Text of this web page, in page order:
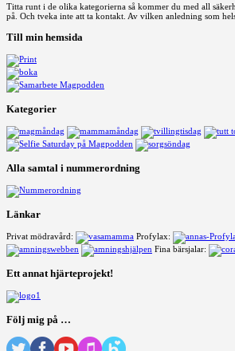
Titta runt i de olika kategorierna så kommer du med all
på. Och tveka inte att ta kontakt. Av vilken anledning som
Till min hemsida
Kategorier
Alla samtal i nummerordning
Länkar
Privat mödravård: Profylax:
Fina bärsjalar:
Ett annat hjärteprojekt!
Följ mig på …